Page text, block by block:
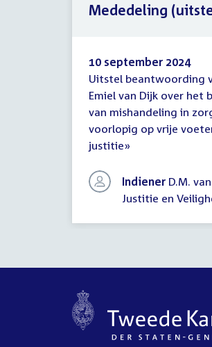
Mededeling
(uitstel
antwoord)
10 september 2024
Uitstel beantwoording
Emiel van Dijk over het
van mishandeling in
voorlopig op vrije
justitie»
Indiener D.M.
Justitie en
Mededeling